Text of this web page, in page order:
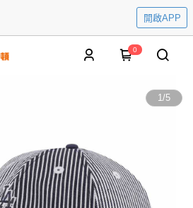
開啟APP
0
1/5